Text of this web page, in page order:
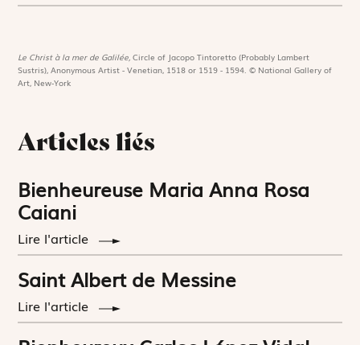
Le Christ à la mer de Galilée,Circle of Jacopo Tintoretto (Probably Lambert
Sustris), Anonymous Artist - Venetian, 1518 or 1519 - 1594. © National Gallery of
Art, New-York
Articles liés
Bienheureuse Maria Anna Rosa
Caiani
Lire l'article
Saint Albert de Messine
Lire l'article